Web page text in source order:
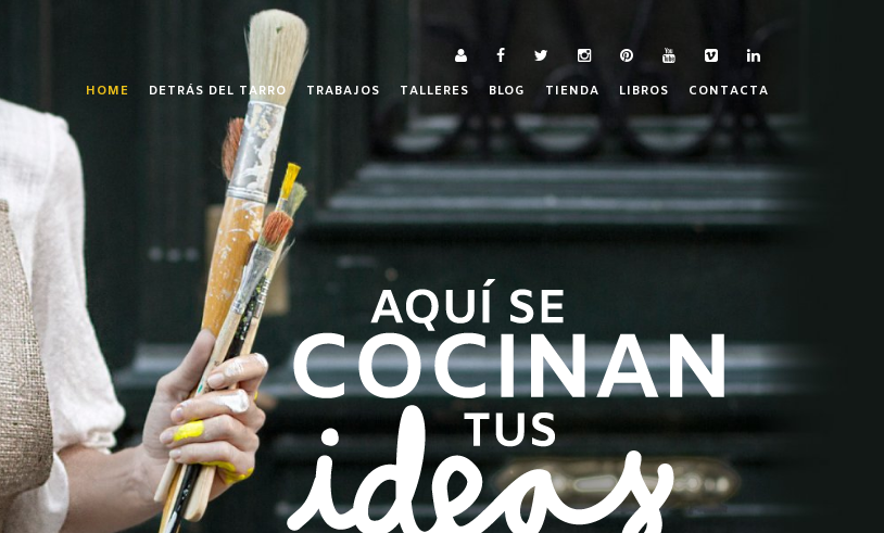
HOME DETRÁS DEL TARRO TRABAJOS TALLERES BLOG TIENDA LIBROS CONTACTA